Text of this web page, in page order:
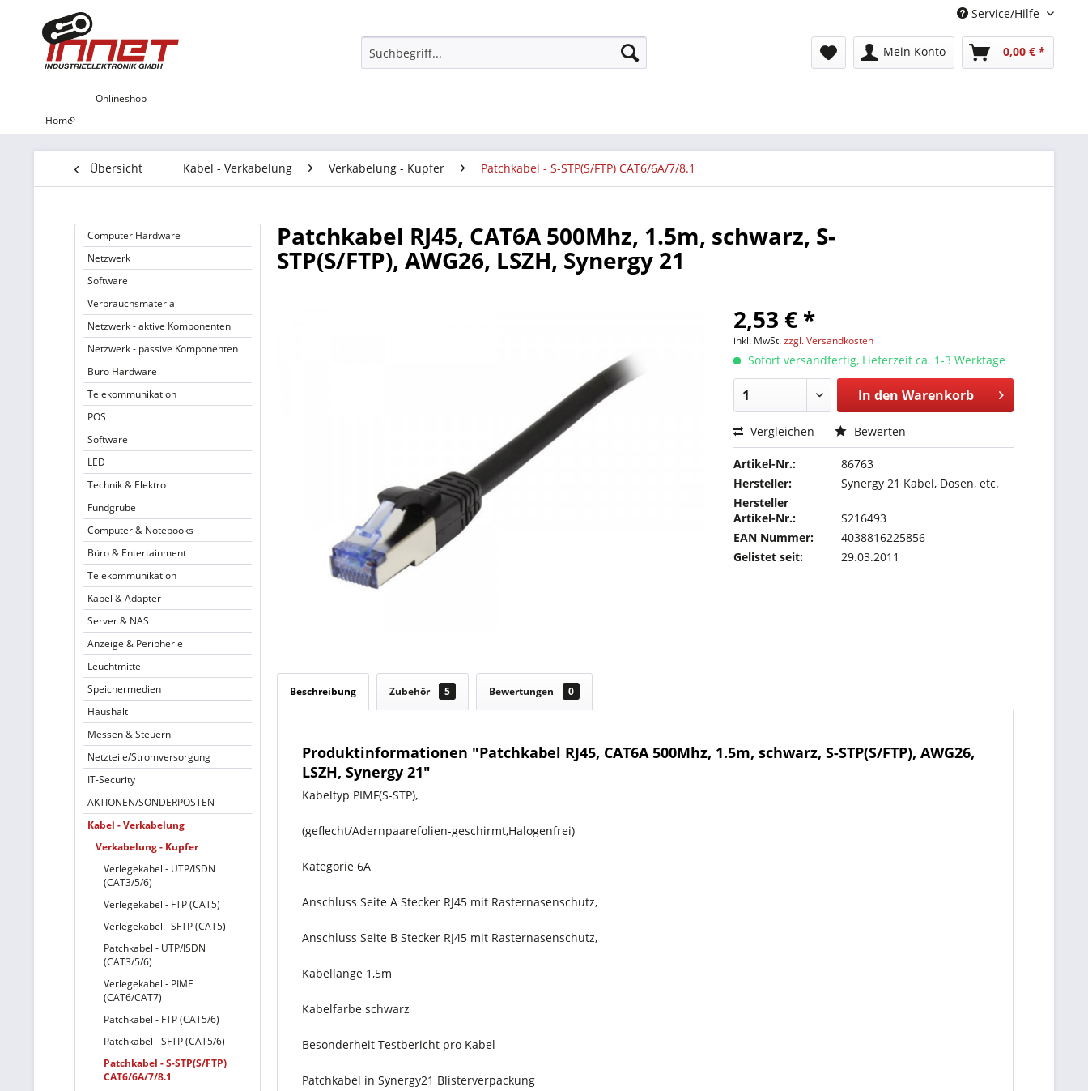
Service/Hilfe
Mein Konto 0,00 € *
Home
Onlineshop
Übersicht Kabel - Verkabelung Verkabelung - Kupfer Patchkabel - S-STP(S/FTP) CAT6/6A/7/8.1
Computer Hardware
Netzwerk
Software
Verbrauchsmaterial
Netzwerk - aktive Komponenten
Netzwerk - passive Komponenten
Büro Hardware
Telekommunikation
POS
Software
LED
Technik & Elektro
Fundgrube
Computer & Notebooks
Büro & Entertainment
Telekommunikation
Kabel & Adapter
Server & NAS
Anzeige & Peripherie
Leuchtmittel
Speichermedien
Haushalt
Messen & Steuern
Netzteile/Stromversorgung
IT-Security
AKTIONEN/SONDERPOSTEN
Kabel - Verkabelung
Verkabelung - Kupfer
Verlegekabel - UTP/ISDN
(CAT3/5/6)
Verlegekabel - FTP (CAT5)
Verlegekabel - SFTP (CAT5)
Patchkabel - UTP/ISDN
(CAT3/5/6)
Verlegekabel - PIMF
(CAT6/CAT7)
Patchkabel - FTP (CAT5/6)
Patchkabel - SFTP (CAT5/6)
Patchkabel - S-STP(S/FTP)
CAT6/6A/7/8.1
Patchkabel RJ45, CAT6A 500Mhz, 1.5m, schwarz, S-
STP(S/FTP), AWG26, LSZH, Synergy 21
2,53 € *
inkl. MwSt.zzgl. Versandkosten
Sofort versandfertig, Lieferzeit ca. 1-3 Werktage
In den Warenkorb
Vergleichen Bewerten
Artikel-Nr.:
86763
Hersteller:
Synergy 21 Kabel, Dosen, etc.
Hersteller
Artikel-Nr.:
S216493
EAN Nummer:
4038816225856
Gelistet seit:
29.03.2011
Beschreibung Zubehör 5 Bewertungen 0
Produktinformationen "Patchkabel RJ45, CAT6A 500Mhz, 1.5m, schwarz, S-STP(S/FTP), AWG26,
LSZH, Synergy 21"
Kabeltyp PIMF(S-STP),
(geflecht/Adernpaarefolien-geschirmt,Halogenfrei)
Kategorie 6A
Anschluss Seite A Stecker RJ45 mit Rasternasenschutz,
Anschluss Seite B Stecker RJ45 mit Rasternasenschutz,
Kabellänge 1,5m
Kabelfarbe schwarz
Besonderheit Testbericht pro Kabel
Patchkabel in Synergy21 Blisterverpackung